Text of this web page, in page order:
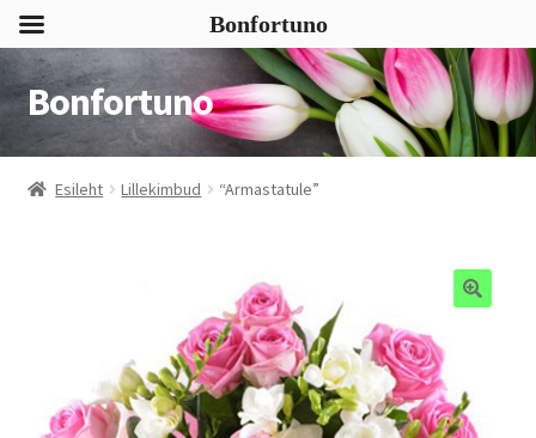
Liigu
navigeerimisele
Liigu
sisu
juurde
Bonfortuno
Esileht Lillekimbud “Armastatule”
Bonfortuno